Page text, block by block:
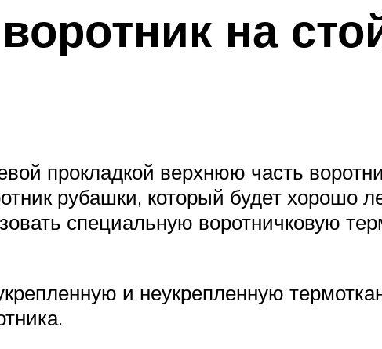
на
прокладкой верхнюю часть
рубашки, который будет хорошо
специальную воротничковую
и неукрепленную